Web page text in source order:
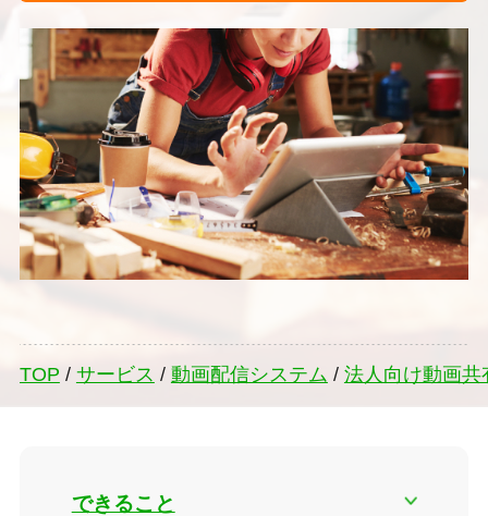
TOP / サービス / 動画配信システム / 法人向け動画
できること